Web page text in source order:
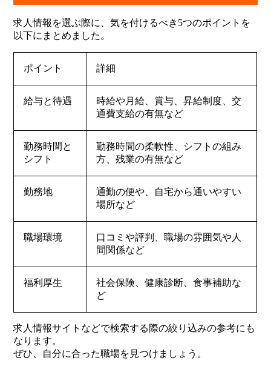
求人情報を選ぶ際に、気を付けるべき5つのポイントを
以下にまとめました。
ポイント 詳細
給与と待遇
時給や月給、賞与、昇給制度、交
通費支給の有無など
勤務時間と
シフト
勤務時間の柔軟性、シフトの組み
方、残業の有無など
勤務地
通勤の便や、自宅から通いやすい
場所など
職場環境
口コミや評判、職場の雰囲気や人
間関係など
福利厚生
社会保険、健康診断、食事補助な
ど
求人情報サイトなどで検索する際の絞り込みの参考にも
なります。
ぜひ、自分に合った職場を見つけましょう。